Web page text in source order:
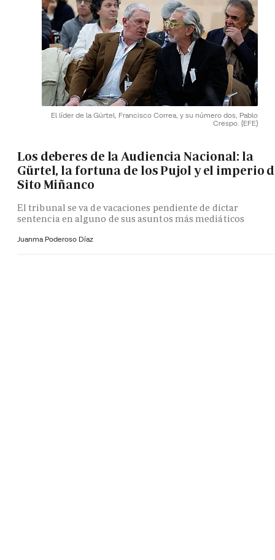
El líder de la Gürtel, Francisco Correa, y su número dos, Pablo
Crespo. (EFE)
Los deberes de la Audiencia Nacional: la
Gürtel, la fortuna de los Pujol y el imperio
Sito Miñanco
El tribunal se va de vacaciones pendiente de dictar
sentencia en alguno de sus asuntos más mediáticos
Juanma Poderoso Díaz